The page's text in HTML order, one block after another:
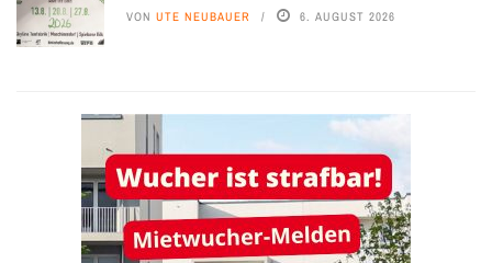
VON UTE NEUBAUER 6. AUGUST 2026